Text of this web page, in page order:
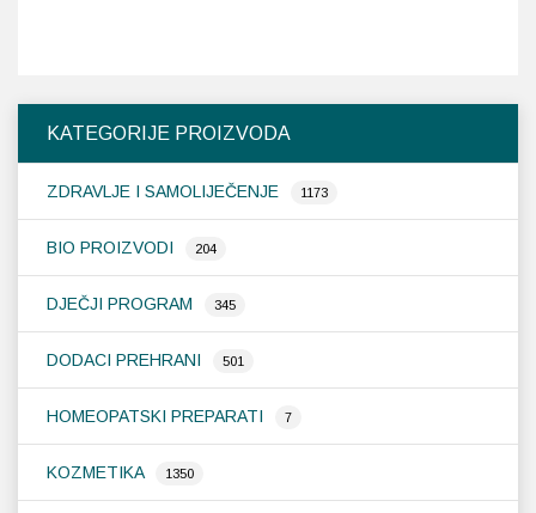
KATEGORIJE PROIZVODA
ZDRAVLJE I SAMOLIJEČENJE 1173
BIO PROIZVODI 204
DJEČJI PROGRAM 345
DODACI PREHRANI 501
HOMEOPATSKI PREPARATI 7
KOZMETIKA 1350